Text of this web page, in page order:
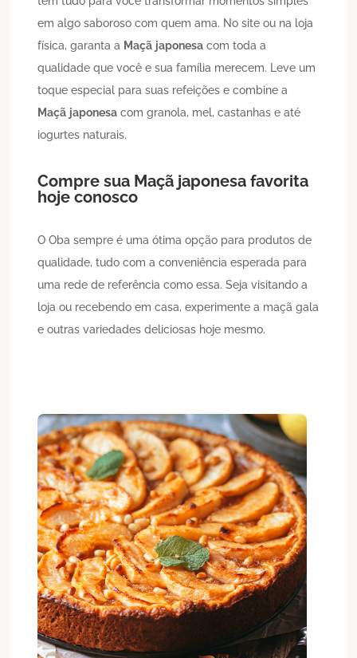
em algo saboroso com quem ama. No site ou na loja
física, garanta a Maçã japonesa com toda a
qualidade que você e sua família merecem. Leve um
toque especial para suas refeições e combine a
Maçã japonesa com granola, mel, castanhas e até
iogurtes naturais.
Compre sua Maçã japonesa favorita
hoje conosco
O Oba sempre é uma ótima opção para produtos de
qualidade, tudo com a conveniência esperada para
uma rede de referência como essa. Seja visitando a
loja ou recebendo em casa, experimente a maçã gala
e outras variedades deliciosas hoje mesmo.